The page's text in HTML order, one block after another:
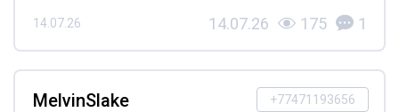
14.07.26 14.07.26 175 1
+77471193656
MelvinSlake